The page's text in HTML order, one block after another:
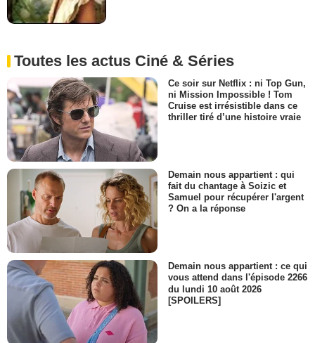
Toutes les actus Ciné & Séries
Ce soir sur Netflix : ni Top Gun,
ni Mission Impossible ! Tom
Cruise est irrésistible dans ce
thriller tiré d’une histoire vraie
Demain nous appartient : qui
fait du chantage à Soizic et
Samuel pour récupérer l'argent
? On a la réponse
Demain nous appartient : ce qui
vous attend dans l'épisode 2266
du lundi 10 août 2026
[SPOILERS]